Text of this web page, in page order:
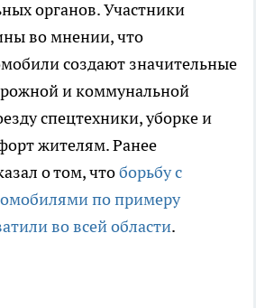
органов. Участники
во мнении, что
создают значительные
и коммунальной
спецтехники, уборке и
жителям. Ранее
о том, чтоборьбу с
по примеру
во всей области.